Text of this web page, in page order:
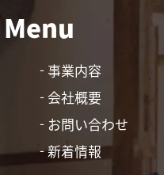
Menu
事業内容
会社概要
お問い合わせ
新着情報